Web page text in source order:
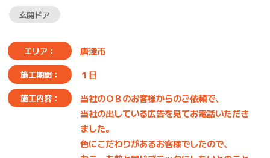
玄関ドア
エリア： 唐津市
施工期間： １日
施工内容：
当社のＯＢのお客様からのご依頼で、
当社の出している広告を見てお電話いただき
ました。
色にこだわりがあるお客様でしたので、